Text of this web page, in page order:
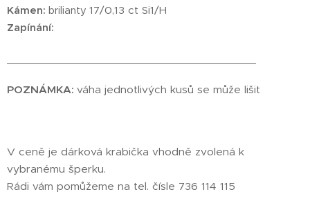
Kámen: brilianty 17/0,13 ct Si1/H
Zapínání:
POZNÁMKA: váha jednotlivých kusů se může lišit
V ceně je dárková krabička vhodně zvolená k
vybranému šperku.
Rádi vám pomůžeme na tel. čísle 736 114 115